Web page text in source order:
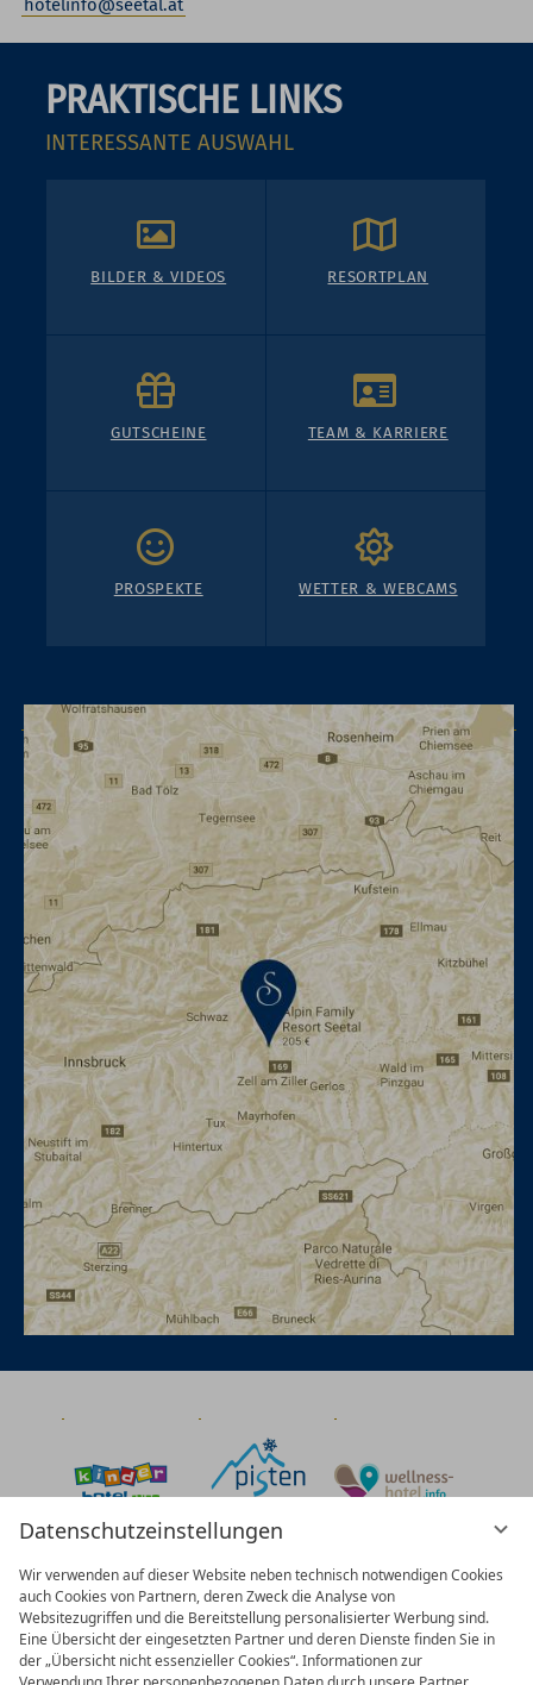
Datenschutzeinstellungen
Wir verwenden auf dieser Website neben technisch notwendigen Cookies
auch Cookies von Partnern, deren Zweck die Analyse von
Websitezugriffen und die Bereitstellung personalisierter Werbung sind.
Eine Übersicht der eingesetzten Partner und deren Dienste finden Sie in
der „Übersicht nicht essenzieller Cookies“. Informationen zur
hotelinfo@seetal.at
PRAKTISCHE LINKS
INTERESSANTE AUSWAHL
BILDER & VIDEOS RESORTPLAN
GUTSCHEINE TEAM & KARRIERE
PROSPEKTE WETTER & WEBCAMS